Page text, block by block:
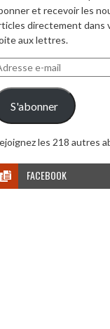
et recevoir les
directement dans
aux lettres.
S'abonner
les 218 autres
FACEBOOK